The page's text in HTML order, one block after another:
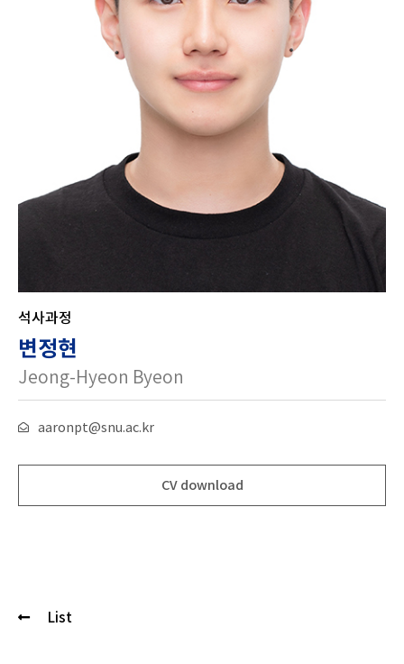
석사과정
변정현
Jeong-Hyeon Byeon
aaronpt@snu.ac.kr
CV download
List